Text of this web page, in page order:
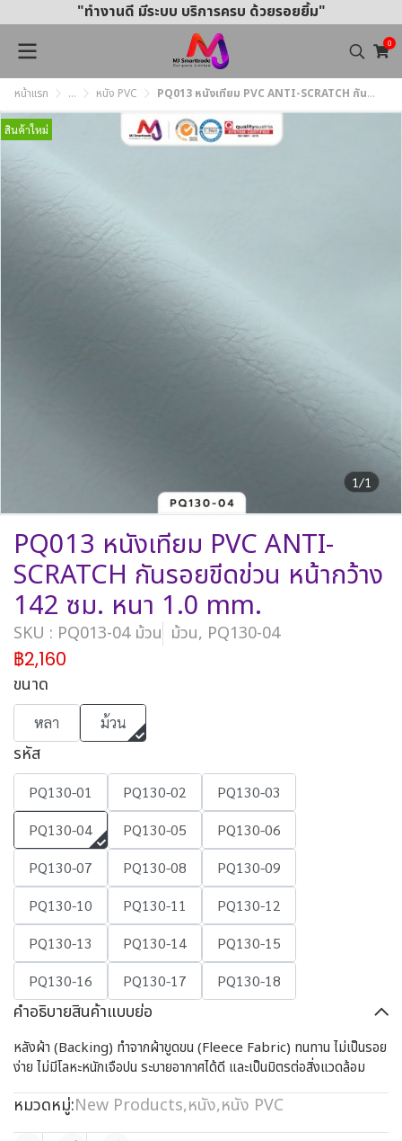
"ทำงานดี มีระบบ บริการครบ ด้วยรอยยิ้ม"
0
หน้าแรก ... หนัง PVC PQ013 หนังเทียม PVC ANTI-SCRATCH กันรอยขีดข่วน หน้ากว้าง 142 ซม. หนา 1.0 mm.
1/1
สินค้าใหม่
PQ013 หนังเทียม PVC ANTI-
SCRATCH กันรอยขีดข่วน หน้ากว้าง
142 ซม. หนา 1.0 mm.
SKU : PQ013-04 ม้วน ม้วน, PQ130-04
฿2,160
ขนาด
หลา ม้วน
รหัส
PQ130-01 PQ130-02
PQ130-03
PQ130-04
PQ130-05
PQ130-06
PQ130-07
PQ130-08
PQ130-09
PQ130-10
PQ130-11
PQ130-12
PQ130-13
PQ130-14
PQ130-15
PQ130-16
PQ130-17 PQ130-18
คำอธิบายสินค้าแบบย่อ
หลังผ้า (Backing) ทำจากผ้าขูดขน (Fleece Fabric) ทนทาน ไม่เป็นรอย
ง่าย ไม่มีโลหะหนักเจือปน ระบายอากาศได้ดี และเป็นมิตรต่อสิ่งแวดล้อม
หมวดหมู่:New Products,หนัง,หนัง PVC